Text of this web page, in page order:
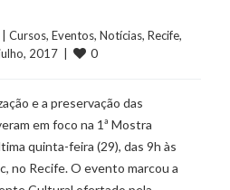
|
Cursos, Eventos, Notícias, Recife
julho, 2017  |
0
e a preservação das
em foco na 1ª Mostra
quinta-feira (29), das 9h às
no Recife. O evento marcou a